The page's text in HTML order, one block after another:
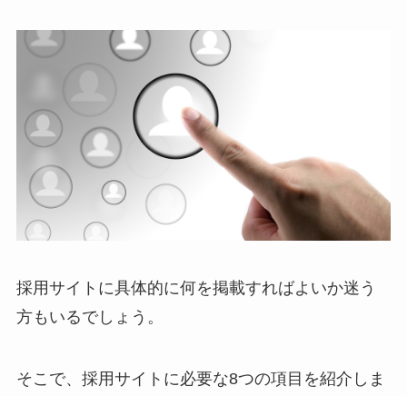
採用サイトに具体的に何を掲載すればよいか迷う
方もいるでしょう。
そこで、採用サイトに必要な8つの項目を紹介しま